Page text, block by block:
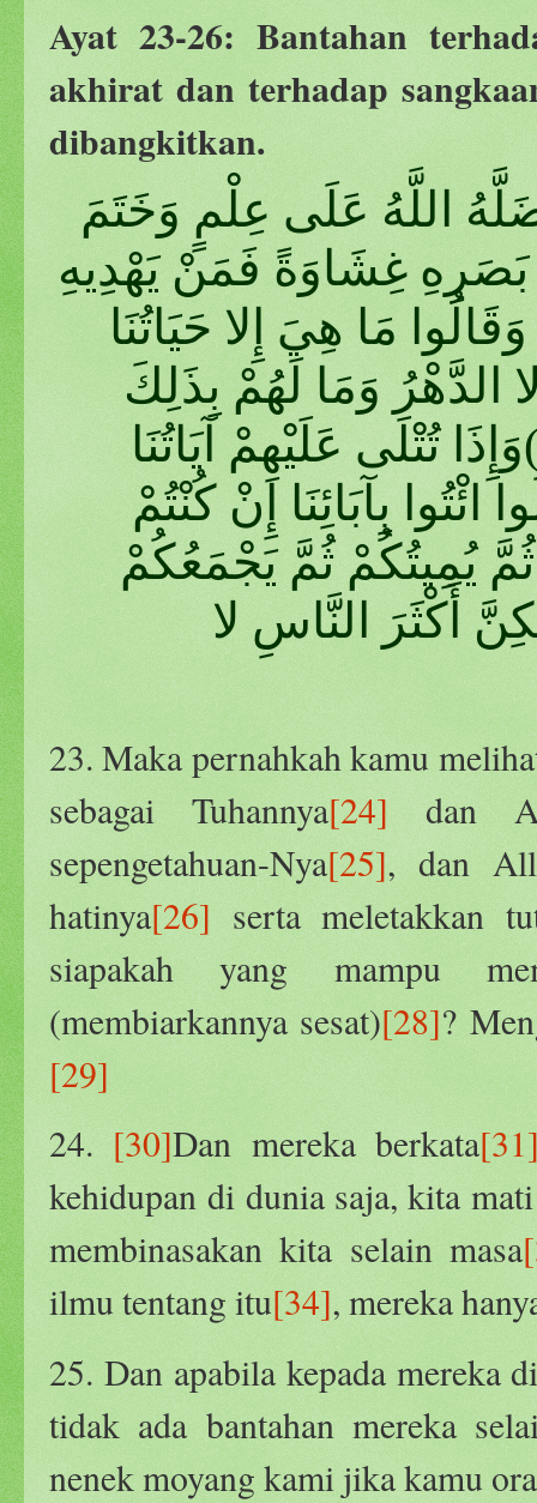
Ayat 23-26: Bantahan
akhirat dan terhadap
dibangkitkan.
اللَّهُ عَلَى عِلْمٍ وَخَتَمَ
غِشَاوَةً فَمَنْ يَهْدِيهِ
اللَّهِ أَفَلا تَذَكَّرُونَ (٢٣) وَقَالُوا مَا هِيَ إِلا حَيَاتُنَا
الدَّهْرُ وَمَا لَهُمْ بِذَلِكَ
عِلْمٍ إِنْ هُمْ إِلا يَظُنُّونَ (٢٤)وَإِذَا تُتْلَى عَلَيْهِمْ آيَاتُنَا
بِآبَائِنَا إِنْ كُنْتُمْ
ثُمَّ يُمِيتُكُمْ ثُمَّ يَجْمَعُكُمْ
أَكْثَرَ النَّاسِ لا
23. Maka pernahkah kamu
sebagai Tuhannya[24] dan
sepengetahuan-Nya[25], dan
hatinya[26] serta meletakkan
siapakah yang mampu
(membiarkannya sesat)[28]?
[29]
24. [30]Dan mereka berkata
kehidupan di dunia saja, kita
membinasakan kita selain masa
ilmu tentang itu[34], mereka
25. Dan apabila kepada mereka
tidak ada bantahan mereka
nenek moyang kami jika kamu